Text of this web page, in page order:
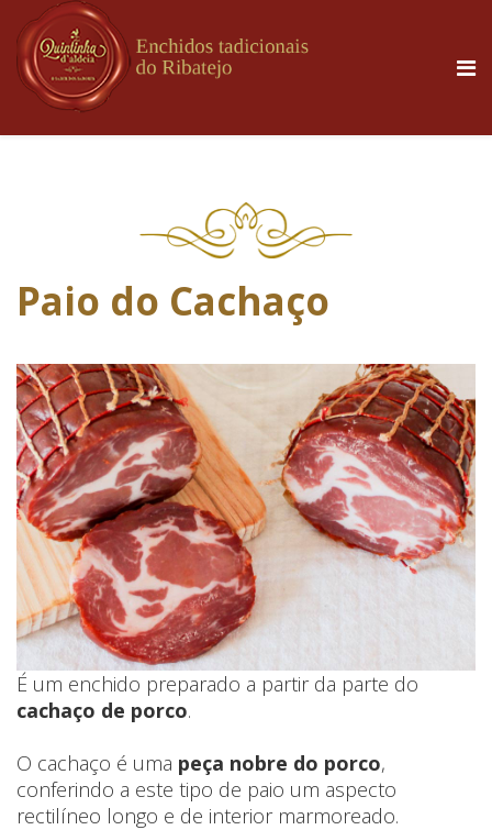
Paio do Cachaço
É um enchido preparado a partir da parte do
cachaço de porco.
O cachaço é uma peça nobre do porco,
conferindo a este tipo de paio um aspecto
rectilíneo longo e de interior marmoreado.